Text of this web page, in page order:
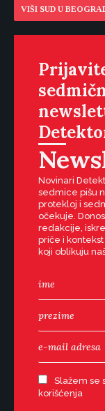
VIŠI SUD U
Novinari
sedmice pišu
protekloj i
očekuje.
redakcije,
priče i
koji oblikuju
Slažem se
korišćenja